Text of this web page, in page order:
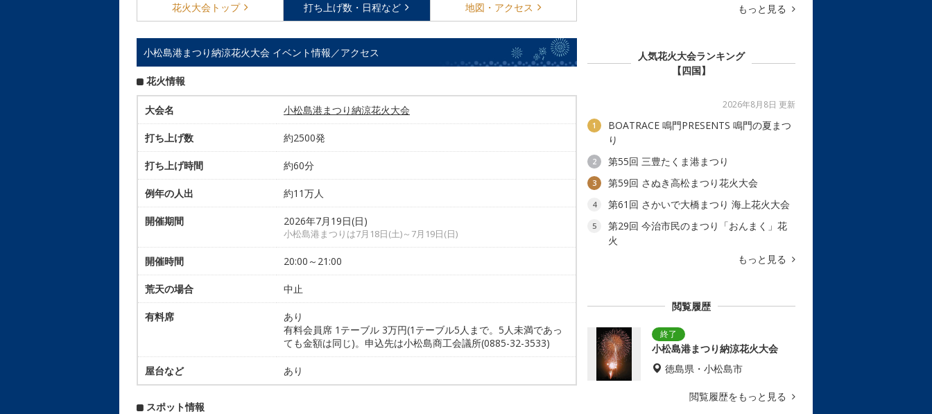
花火大会 トップ 打ち上げ数・ 日程など 地図・ アクセス
小松島港まつり納涼花火大会 イベント情報／アクセス
花火情報
大会名 小松島港まつり納涼花火大会
打ち上げ数 約2500発
打ち上げ時間 約60分
例年の人出 約11万人
開催期間 2026年7月19日(日)
小松島港まつりは7月18日(土)～7月19日(日)
開催時間 20:00～21:00
荒天の場合 中止
有料席
あり
有料会員席 1テーブル 3万円(1テーブル5人まで。5人未満であっ
ても金額は同じ)。申込先は小松島商工会議所(0885-32-3533)
屋台など あり
スポット情報
もっと見る
人気花火大会ランキング
【四国】
2026年8月8日 更新
1
BOATRACE 鳴門PRESENTS 鳴門の夏まつ
り
2 第55回 三豊たくま港まつり
3 第59回 さぬき高松まつり花火大会
4 第61回 さかいで大橋まつり 海上花火大会
5
第29回 今治市民のまつり「おんまく」花
火
もっと見る
閲覧履歴
小松島港まつり納涼花火大会
徳島県・小松島市
閲覧履歴をもっと見る